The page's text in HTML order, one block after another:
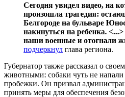
Сегодня увидел видео, на
произошла трагедия:
Белгороде на бульваре
накинуться на ребенка.
наши военные и отогнали
подчеркнул глава региона.
Губернатор также рассказал о
животными: собаки чуть не напали
пробежки. Он призвал
принять меры для обеспечения